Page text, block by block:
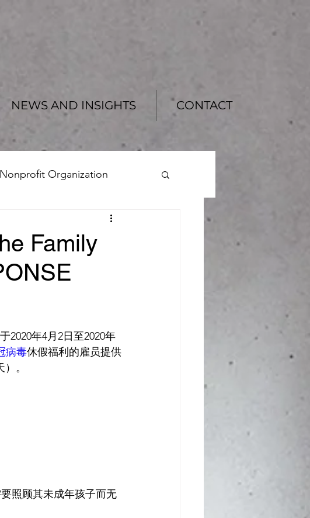
NEWS AND INSIGHTS CONTACT
Nonprofit Organization
Echo Wang
Family
2020年4月2日至2020年
病毒休假福利的雇员提供
。
照顾其未成年孩子而无